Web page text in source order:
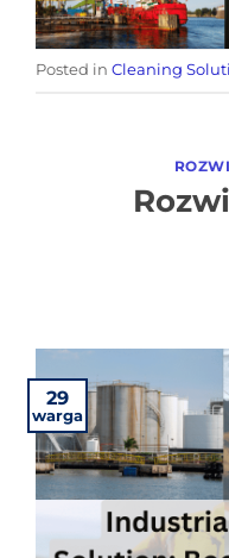
Posted in Cleaning
29
warga